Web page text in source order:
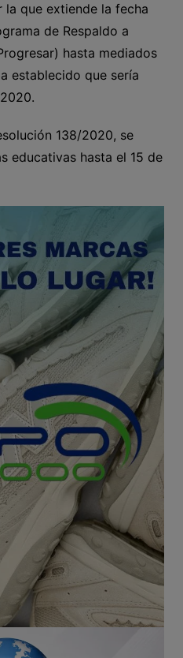
la que extiende la fecha
de Respaldo a
hasta mediados
establecido que sería
138/2020, se
educativas hasta el 15 de